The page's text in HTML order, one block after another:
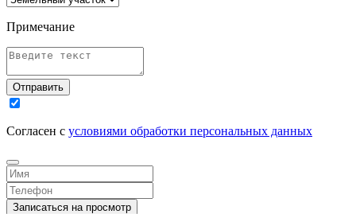
Примечание
Отправить
Согласен с условиями обработки персональных данных
Записаться на просмотр